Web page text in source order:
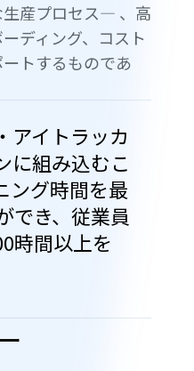
生産プロセス— 、高
ディング、コスト
トするものであ
アイトラッカ
に組み込むこ
ング時間を最
でき、従業員
時間以上を